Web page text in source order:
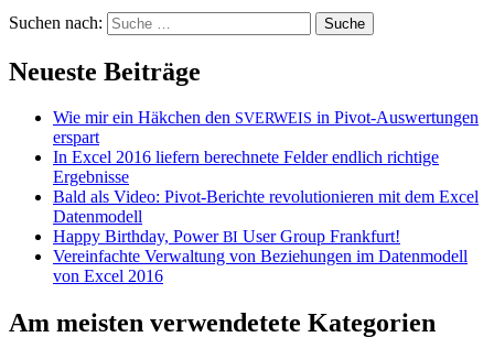
Suchen nach:
Neueste Beiträge
Wie mir ein Häkchen den SVERWEIS in Pivot-Auswertungen
erspart
In Excel 2016 liefern berechnete Felder endlich richtige
Ergebnisse
Bald als Video: Pivot-Berichte revolutionieren mit dem Excel
Datenmodell
Happy Birthday, PowerBI User Group Frankfurt!
Vereinfachte Verwaltung von Beziehungen im Datenmodell
von Excel 2016
Am meisten verwendetete Kategorien